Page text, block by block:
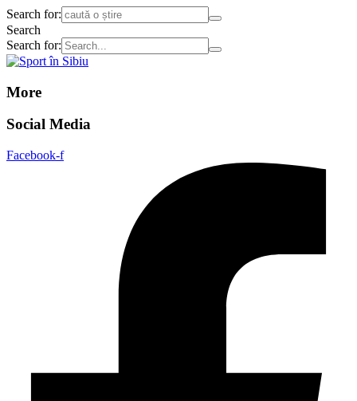
Search for:
Search
Search for:
More
Social Media
Facebook-f